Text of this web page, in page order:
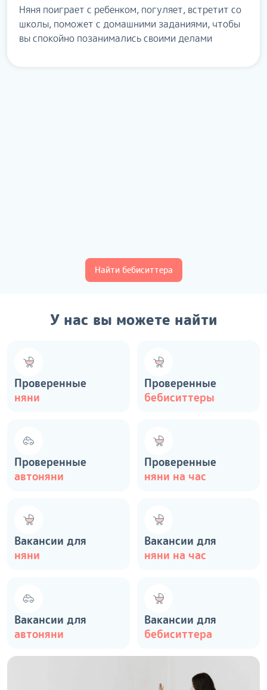
Няня поиграет с ребенком, погуляет, встретит со
школы, поможет с домашними заданиями, чтобы
вы спокойно позанимались своими делами
Найти бебиситтера
У нас вы можете найти
Проверенные
няни
Проверенные
бебиситтеры
Проверенные
автоняни
Проверенные
няни на час
Вакансии для
няни
Вакансии для
няни на час
Вакансии для
автоняни
Вакансии для
бебиситтера